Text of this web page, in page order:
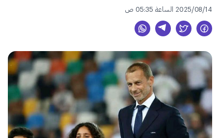
2025/08/14 الساعة 05:35 ص